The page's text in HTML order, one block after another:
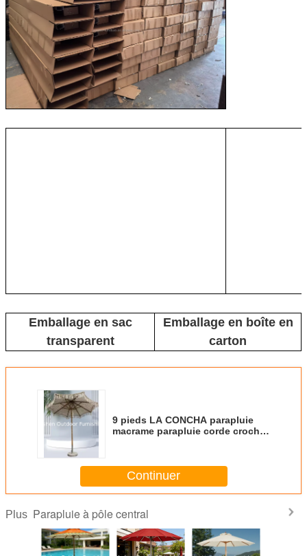
Emballage en sac
transparent
Emballage en boîte en
carton
9 pieds LA CONCHA parapluie
macrame parapluie corde crochet
écharpes parapluie de canopée
tissée
Continuer
Plus Parapluie à pôle central